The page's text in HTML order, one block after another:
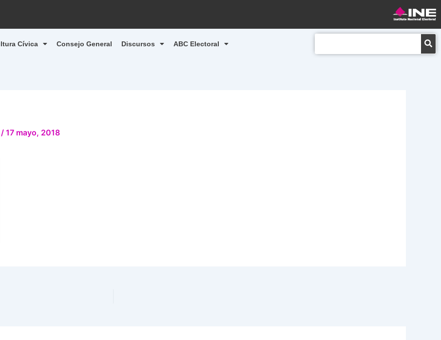
Cívica Consejo General Discursos ABC Electoral
/ 17 mayo, 2018